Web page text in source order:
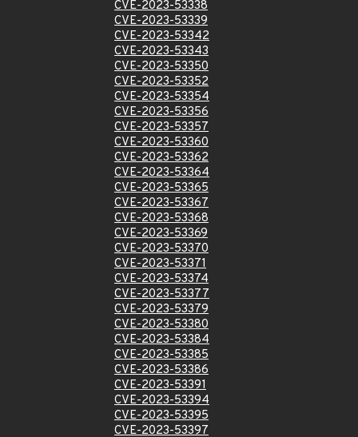
CVE-2023-53338
CVE-2023-53339
CVE-2023-53342
CVE-2023-53343
CVE-2023-53350
CVE-2023-53352
CVE-2023-53354
CVE-2023-53356
CVE-2023-53357
CVE-2023-53360
CVE-2023-53362
CVE-2023-53364
CVE-2023-53365
CVE-2023-53367
CVE-2023-53368
CVE-2023-53369
CVE-2023-53370
CVE-2023-53371
CVE-2023-53374
CVE-2023-53377
CVE-2023-53379
CVE-2023-53380
CVE-2023-53384
CVE-2023-53385
CVE-2023-53386
CVE-2023-53391
CVE-2023-53394
CVE-2023-53395
CVE-2023-53397